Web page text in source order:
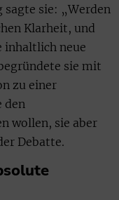
sie: „Werden
Klarheit, und
inhaltlich neue
sie mit
zu einer
den
wollen, sie aber
Debatte.